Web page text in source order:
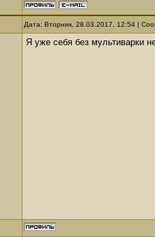
Дата: Вторник, 28.03.2017, 12:54 |
Я уже себя без мультиварки